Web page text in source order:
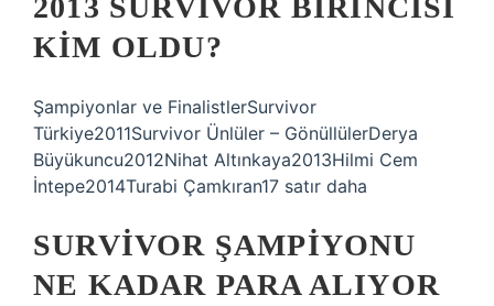
2013 SURVIVOR BIRINCISI
KIM OLDU?
Şampiyonlar ve FinalistlerSurvivor
Türkiye2011Survivor Ünlüler – GönüllülerDerya
Büyükuncu2012Nihat Altınkaya2013Hilmi Cem
İntepe2014Turabi Çamkıran17 satır daha
SURVIVOR ŞAMPIYONU
NE KADAR PARA ALIYOR